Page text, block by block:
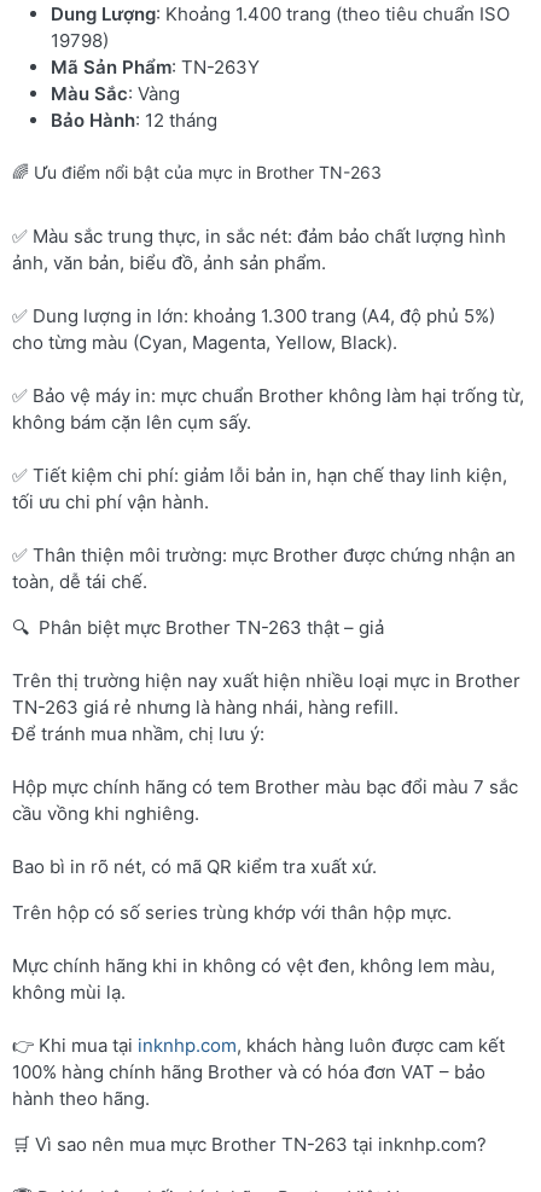
Dung Lượng: Khoảng 1.400 trang (theo tiêu chuẩn ISO
19798)
Mã Sản Phẩm: TN-263Y
Màu Sắc: Vàng
Bảo Hành: 12 tháng
🌈 Ưu điểm nổi bật của mực in Brother TN-263
✅ Màu sắc trung thực, in sắc nét: đảm bảo chất lượng hình
ảnh, văn bản, biểu đồ, ảnh sản phẩm.
✅ Dung lượng in lớn: khoảng 1.300 trang (A4, độ phủ 5%)
cho từng màu (Cyan, Magenta, Yellow, Black).
✅ Bảo vệ máy in: mực chuẩn Brother không làm hại trống từ,
không bám cặn lên cụm sấy.
✅ Tiết kiệm chi phí: giảm lỗi bản in, hạn chế thay linh kiện,
tối ưu chi phí vận hành.
✅ Thân thiện môi trường: mực Brother được chứng nhận an
toàn, dễ tái chế.
🔍 Phân biệt mực Brother TN-263 thật – giả
Trên thị trường hiện nay xuất hiện nhiều loại mực in Brother
TN-263 giá rẻ nhưng là hàng nhái, hàng refill.
Để tránh mua nhầm, chị lưu ý:
Hộp mực chính hãng có tem Brother màu bạc đổi màu 7 sắc
cầu vồng khi nghiêng.
Bao bì in rõ nét, có mã QR kiểm tra xuất xứ.
Trên hộp có số series trùng khớp với thân hộp mực.
Mực chính hãng khi in không có vệt đen, không lem màu,
không mùi lạ.
👉 Khi mua tại inknhp.com, khách hàng luôn được cam kết
100% hàng chính hãng Brother và có hóa đơn VAT – bảo
hành theo hãng.
🛒 Vì sao nên mua mực Brother TN-263 tại inknhp.com?